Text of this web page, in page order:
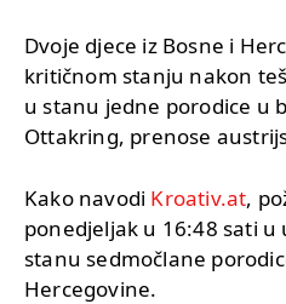
Dvoje djece iz Bosne i
kritičnom stanju nakon
u stanu jedne porodice u
Ottakring, prenose
Kako navodi Kroativ.at,
ponedjeljak u 16:48 sati u
stanu sedmočlane
Hercegovine.